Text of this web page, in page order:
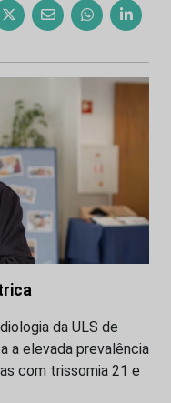
da ULS de
a elevada prevalência
com trissomia 21 e